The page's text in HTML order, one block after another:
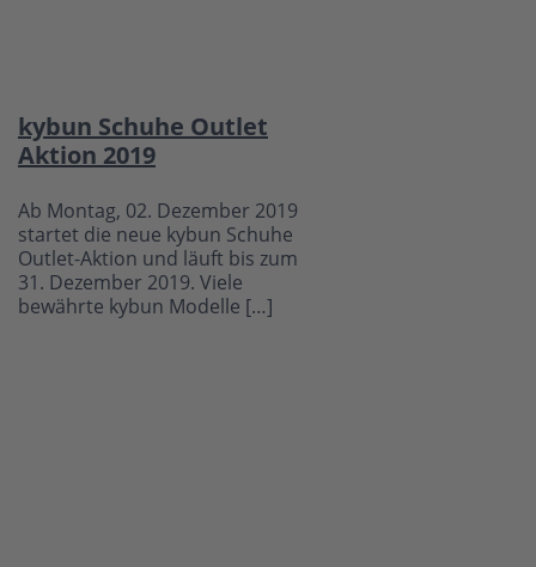
kybun Schuhe Outlet
Aktion 2019
Ab Montag, 02. Dezember 2019
startet die neue kybun Schuhe
Outlet-Aktion und läuft bis zum
31. Dezember 2019. Viele
bewährte kybun Modelle […]